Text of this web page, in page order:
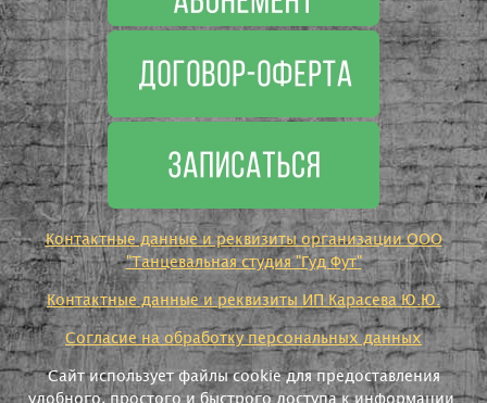
Контактные данные и реквизиты организации ООО
"Танцевальная студия "Гуд Фут"
Контактные данные и реквизиты ИП Карасева Ю.Ю.
Согласие на обработку персональных данных
Сайт использует файлы cookie для предоставления
удобного, простого и быстрого доступа к информации.